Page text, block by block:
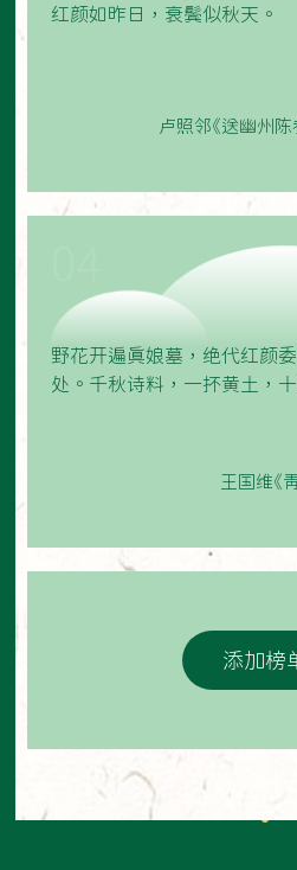
红颜如昨日，衰鬓似秋天。
卢照邻《送幽州
野花开遍真娘墓，绝代红颜
处。千秋诗料，一抔黄土，
王国维《
添加榜